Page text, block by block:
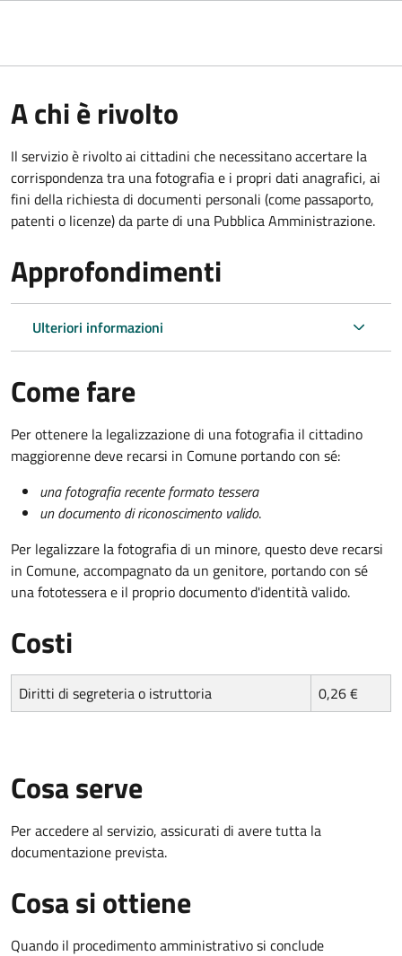
A chi è rivolto
Il servizio è rivolto ai cittadini che necessitano accertare la
corrispondenza tra una fotografia e i propri dati anagrafici, ai
fini della richiesta di documenti personali (come passaporto,
patenti o licenze) da parte di una Pubblica Amministrazione.
Approfondimenti
Ulteriori informazioni
Come fare
Per ottenere la legalizzazione di una fotografia il cittadino
maggiorenne deve recarsi in Comune portando con sé:
una fotografia recente formato tessera
un documento di riconoscimento valido.
Per legalizzare la fotografia di un minore, questo deve recarsi
in Comune, accompagnato da un genitore, portando con sé
una fototessera e il proprio documento d'identità valido.
Costi
Diritti di segreteria o istruttoria 0,26 €
Cosa serve
Per accedere al servizio, assicurati di avere tutta la
documentazione prevista.
Cosa si ottiene
Quando il procedimento amministrativo si conclude